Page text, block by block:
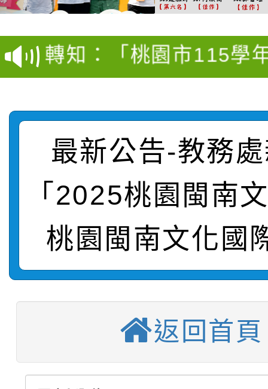
結果(第4招)
學年度第1學期第7次代
結果(第12招)
轉知：桃園市115學年
賽及師生本土語及新住
賽實施要點
轉知：「桃園市115學
比賽實施要點」
轉知：「115年金融知
動辦法」
轉知臺中市政府政風處
城市手牽手，綠能透明
畫影片一案
轉知：「115學年度全
劇比賽實施要點」及修
轉知：桃園市115年度
敬師藝文競賽』實施計
【甄選結果(第11招)】
學年度第1學期第7次代
結果(第11招)
【甄選結果(第3招)】
學年度第1學期第9次代
結果(第3招)
【甄選結果(第4招)】
結果(第4招)
學年度第1學期第7次
結果(第12招)
轉知：桃園市115學年
賽及師生本土語及新住
轉知：「桃園市115學
最新公告-教務
「2025桃園閩南
桃園閩南文化國
返回首頁